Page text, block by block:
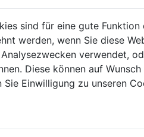
sind für eine gute
werden, wenn Sie diese
verwendet,
Diese können auf
Einwilligung zu unseren